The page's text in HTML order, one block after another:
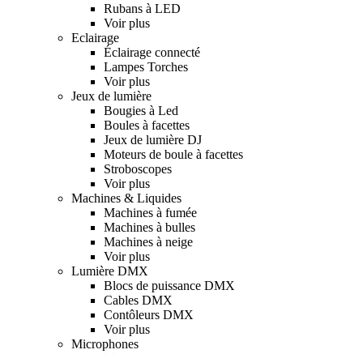
Rubans à LED
Voir plus
Eclairage
Éclairage connecté
Lampes Torches
Voir plus
Jeux de lumière
Bougies à Led
Boules à facettes
Jeux de lumière DJ
Moteurs de boule à facettes
Stroboscopes
Voir plus
Machines & Liquides
Machines à fumée
Machines à bulles
Machines à neige
Voir plus
Lumière DMX
Blocs de puissance DMX
Cables DMX
Contôleurs DMX
Voir plus
Microphones